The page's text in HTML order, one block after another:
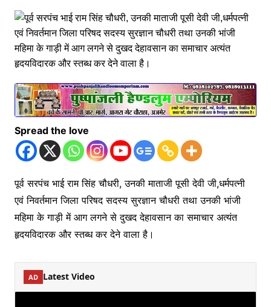
Spread the love
पूर्व सरपंच भाई राम सिंह चौधरी, उनकी माताजी पूसी देवी जी,धर्मपत्नी
एवं निवर्तमान जिला परिषद सदस्य सुरज्ञान चौधरी तथा उनकी भांजी
महिमा के गाड़ी में आग लगने से दुखद देहावसान का समाचार अत्यंत
हृदयविदारक और स्तब्ध कर देने वाला है।
AD Latest Video